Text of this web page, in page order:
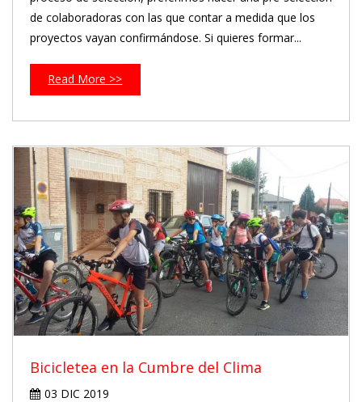
de colaboradoras con las que contar a medida que los
proyectos vayan confirmándose. Si quieres formar...
Read More >>
Bicicletea en la Cumbre del Clima
03 DIC 2019